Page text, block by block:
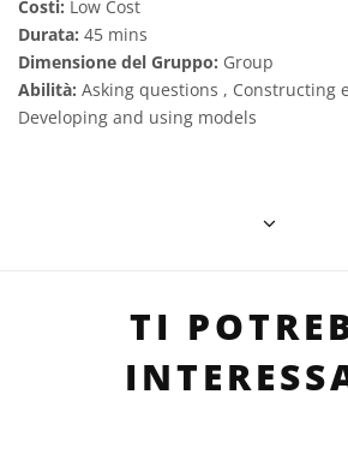
Costi: Low Cost
Durata: 45 mins
Dimensione del Gruppo: Group
Abilità: Asking questions , Constructing
Developing and using models
TI